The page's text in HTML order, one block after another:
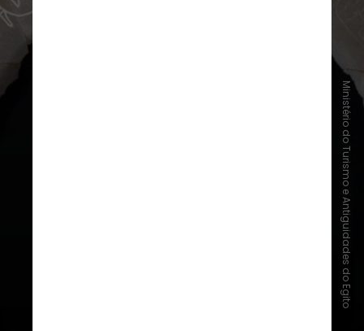
Ministério do Turismo e Antiguidades do Egito